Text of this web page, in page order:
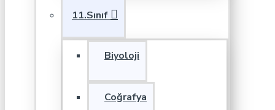
11.Sınıf
Biyoloji
Coğrafya